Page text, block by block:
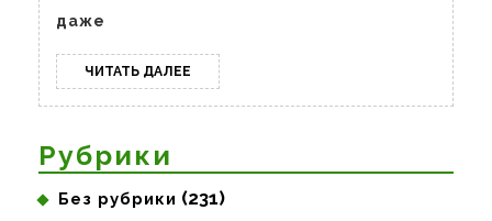
даже
ЧИТАТЬ ДАЛЕЕ ЧИТАТЬ
ДАЛЕЕ
Рубрики
Без рубрики (231)